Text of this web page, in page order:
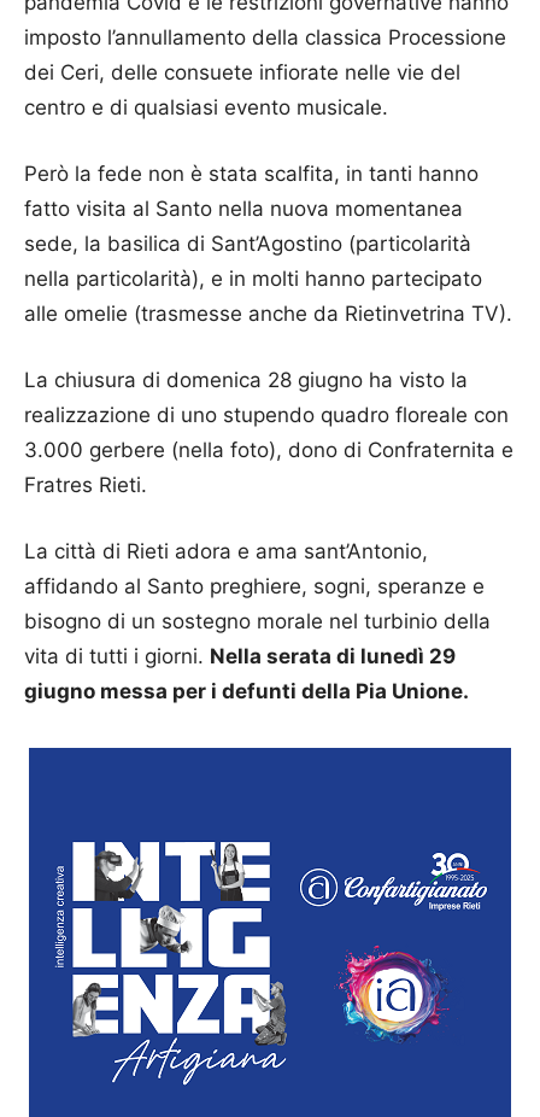
imposto l’annullamento della classica Processione
dei Ceri, delle consuete infiorate nelle vie del
centro e di qualsiasi evento musicale.
Però la fede non è stata scalfita, in tanti hanno
fatto visita al Santo nella nuova momentanea
sede, la basilica di Sant’Agostino (particolarità
nella particolarità), e in molti hanno partecipato
alle omelie (trasmesse anche da Rietinvetrina TV).
La chiusura di domenica 28 giugno ha visto la
realizzazione di uno stupendo quadro floreale con
3.000 gerbere (nella foto), dono di Confraternita e
Fratres Rieti.
La città di Rieti adora e ama sant’Antonio,
affidando al Santo preghiere, sogni, speranze e
bisogno di un sostegno morale nel turbinio della
vita di tutti i giorni. Nella serata di lunedì 29
giugno messa per i defunti della Pia Unione.